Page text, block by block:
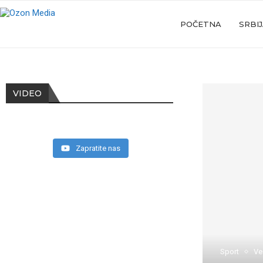
POČETNA
Sport
VIDEO
Zapratite nas